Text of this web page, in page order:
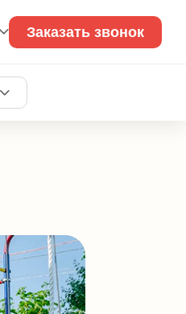
Заказать звонок